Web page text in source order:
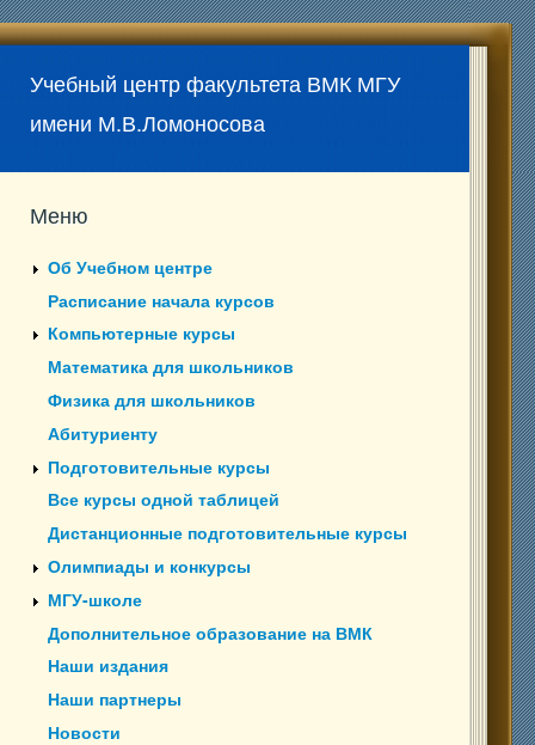
Учебный центр факультета ВМК МГУ
имени М.В.Ломоносова
Меню
Об Учебном центре
Расписание начала курсов
Компьютерные курсы
Математика для школьников
Физика для школьников
Абитуриенту
Подготовительные курсы
Все курсы одной таблицей
Дистанционные подготовительные курсы
Олимпиады и конкурсы
МГУ-школе
Дополнительное образование на ВМК
Наши издания
Наши партнеры
Новости